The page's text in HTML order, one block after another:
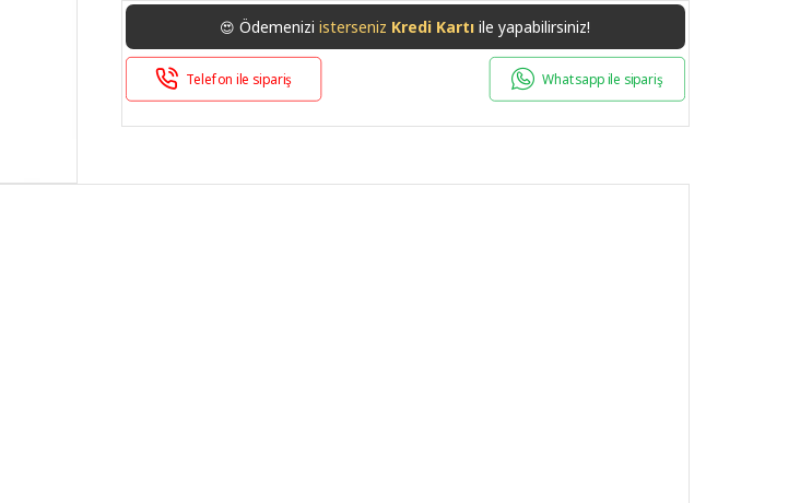
😍Ödemenizi istersenizHavale/EFT ile yapabilirsiniz!
Telefon ile sipariş Whatsapp ile sipariş